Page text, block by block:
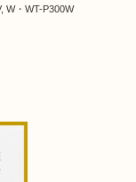
W・WT-P300W